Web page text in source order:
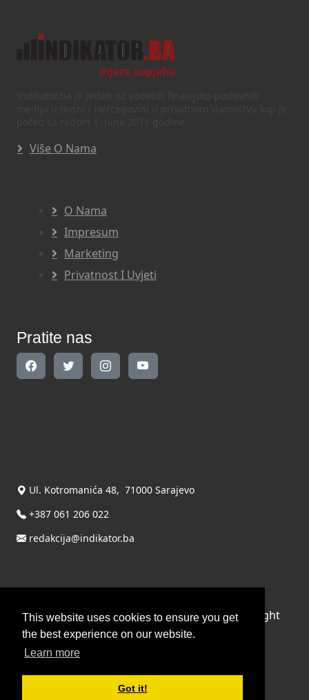
This website uses cookies to ensure you get
the best experience on our website.
Learn more
Got it!
Više O Nama
O Nama
Impresum
Marketing
Privatnost I Uvjeti
Pratite nas
Ul. Kotromanića 48, 71000 Sarajevo
+387 061 206 022
redakcija@indikator.ba
©Copyright 2026 by INDIKATOR d.o.o., All Right
Reserved.
Terms Of Use
Powered by THYME SYSTEMS doo